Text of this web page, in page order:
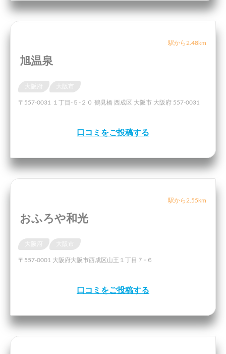
駅から2.48km
旭温泉
〒557-0031 １丁目-５-２０ 鶴見橋 西成区 大阪市 大阪府 557-0031
口コミをご投稿する
駅から2.55km
おふろや和光
〒557-0001 大阪府大阪市西成区山王１丁目７−６
口コミをご投稿する